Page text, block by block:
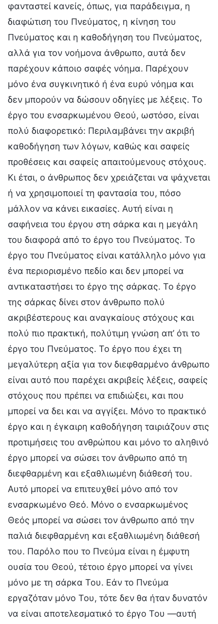
φανταστεί κανείς, όπως, για παράδειγμα, η
διαφώτιση του Πνεύματος, η κίνηση του
Πνεύματος και η καθοδήγηση του Πνεύματος,
αλλά για τον νοήμονα άνθρωπο, αυτά δεν
παρέχουν κάποιο σαφές νόημα. Παρέχουν
μόνο ένα συγκινητικό ή ένα ευρύ νόημα και
δεν μπορούν να δώσουν οδηγίες με λέξεις. Το
έργο του ενσαρκωμένου Θεού, ωστόσο, είναι
πολύ διαφορετικό: Περιλαμβάνει την ακριβή
καθοδήγηση των λόγων, καθώς και σαφείς
προθέσεις και σαφείς απαιτούμενους στόχους.
Κι έτσι, ο άνθρωπος δεν χρειάζεται να ψάχνεται
ή να χρησιμοποιεί τη φαντασία του, πόσο
μάλλον να κάνει εικασίες. Αυτή είναι η
σαφήνεια του έργου στη σάρκα και η μεγάλη
του διαφορά από το έργο του Πνεύματος. Το
έργο του Πνεύματος είναι κατάλληλο μόνο για
ένα περιορισμένο πεδίο και δεν μπορεί να
αντικαταστήσει το έργο της σάρκας. Το έργο
της σάρκας δίνει στον άνθρωπο πολύ
ακριβέστερους και αναγκαίους στόχους και
πολύ πιο πρακτική, πολύτιμη γνώση απ’ ότι το
έργο του Πνεύματος. Το έργο που έχει τη
μεγαλύτερη αξία για τον διεφθαρμένο άνθρωπο
είναι αυτό που παρέχει ακριβείς λέξεις, σαφείς
στόχους που πρέπει να επιδιώξει, και που
μπορεί να δει και να αγγίξει. Μόνο το πρακτικό
έργο και η έγκαιρη καθοδήγηση ταιριάζουν στις
προτιμήσεις του ανθρώπου και μόνο το αληθινό
έργο μπορεί να σώσει τον άνθρωπο από τη
διεφθαρμένη και εξαθλιωμένη διάθεσή του.
Αυτό μπορεί να επιτευχθεί μόνο από τον
ενσαρκωμένο Θεό. Μόνο ο ενσαρκωμένος
Θεός μπορεί να σώσει τον άνθρωπο από την
παλιά διεφθαρμένη και εξαθλιωμένη διάθεσή
του. Παρόλο που το Πνεύμα είναι η έμφυτη
ουσία του Θεού, τέτοιο έργο μπορεί να γίνει
μόνο με τη σάρκα Του. Εάν το Πνεύμα
εργαζόταν μόνο Του, τότε δεν θα ήταν δυνατόν
να είναι αποτελεσματικό το έργο Του —αυτή